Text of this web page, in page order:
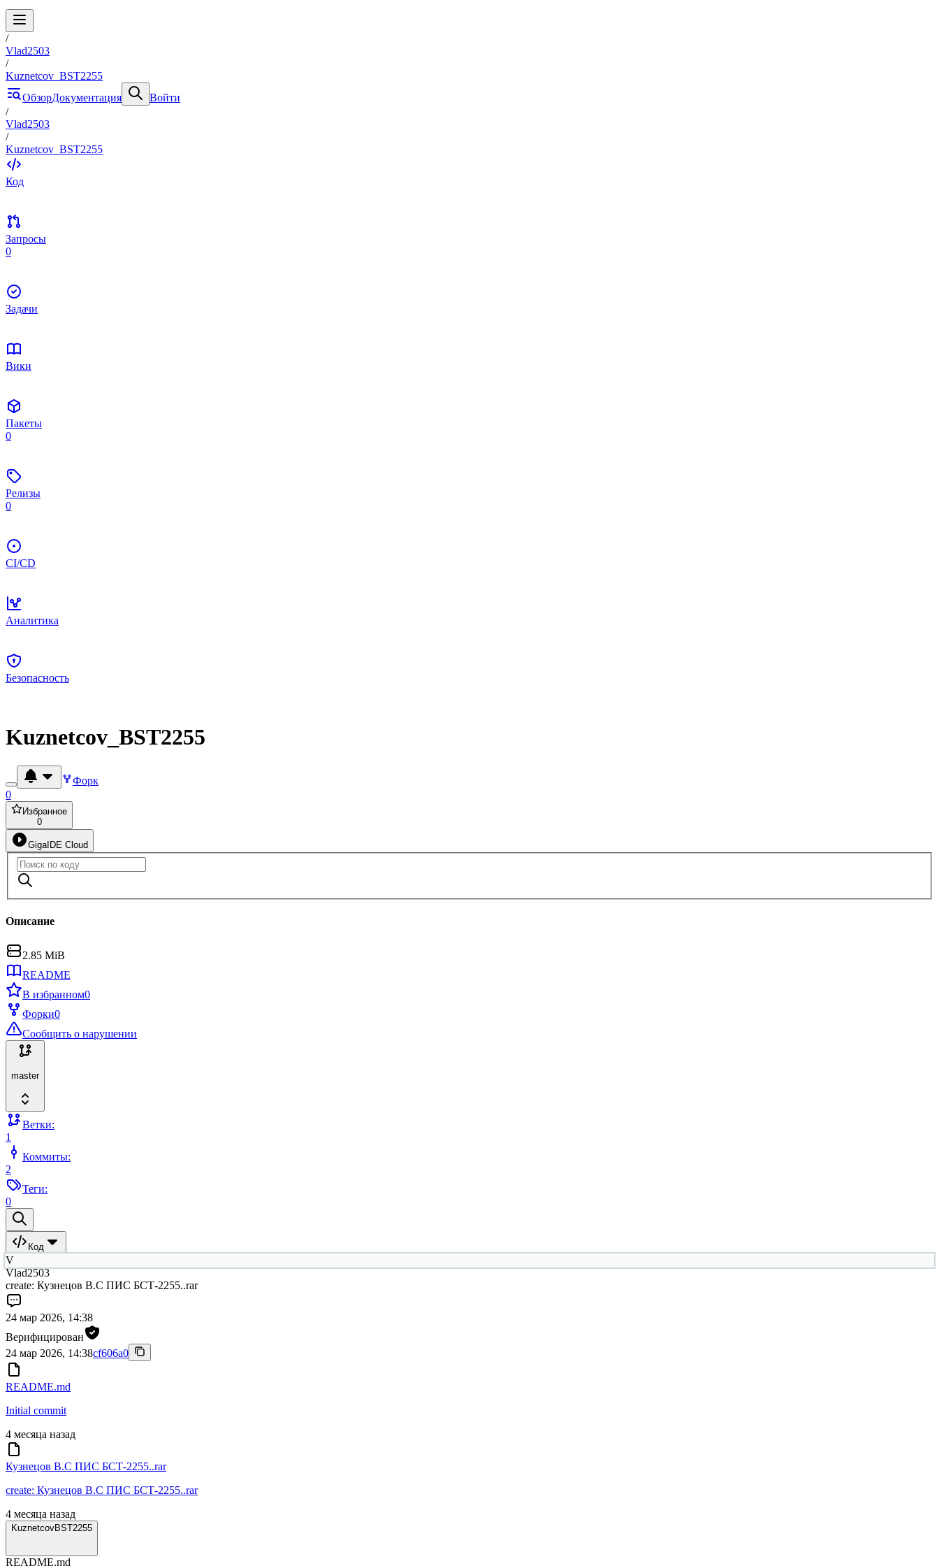
/
Vlad2503
/
Kuznetcov_BST2255
ОбзорДокументация
Войти
/
Vlad2503
/
Kuznetcov_BST2255
Код
Запросы
0
Задачи
Вики
Пакеты
0
Релизы
0
CI/CD
Аналитика
Безопасность
Kuznetcov_BST2255
Форк
0
Избранное
0
GigaIDE Cloud
Описание
2.85 MiB
README
В избранном0
Форки0
Сообщить о нарушении
master
Ветки:
1
Коммиты:
2
Теги:
0
Код
V
Vlad2503
create: Кузнецов В.С ПИС БСТ-2255..rar
24 мар 2026, 14:38
Верифицирован
24 мар 2026, 14:38cf606a0
README.md
Initial commit
4 месяца назад
Кузнецов В.С ПИС БСТ-2255..rar
create: Кузнецов В.С ПИС БСТ-2255..rar
4 месяца назад
KuznetcovBST2255
README.md